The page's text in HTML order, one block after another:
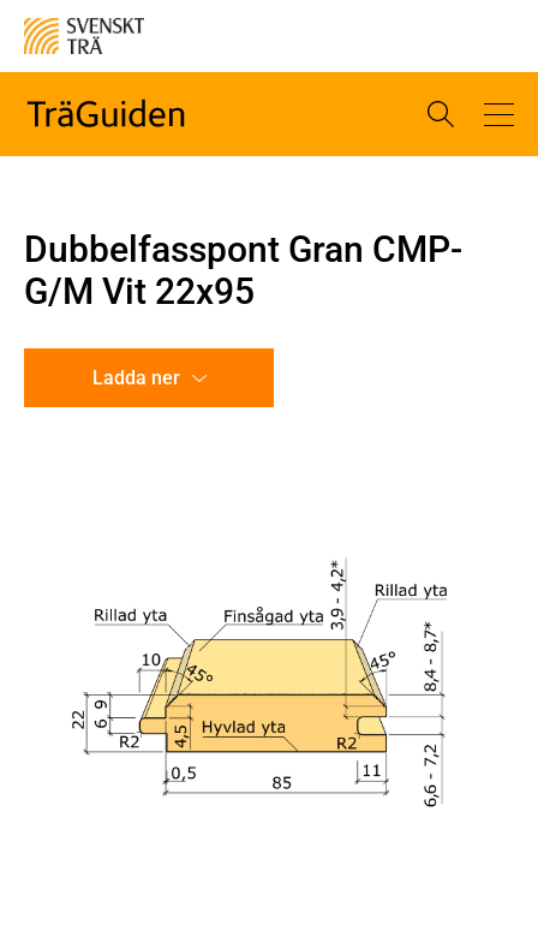
Dubbelfasspont Gran CMP-
G/M Vit 22x95
Ladda ner